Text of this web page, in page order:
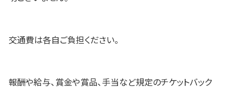
交通費は各自ご負担ください。
報酬や給与、賞金や賞品、手当など規定のチケットバック